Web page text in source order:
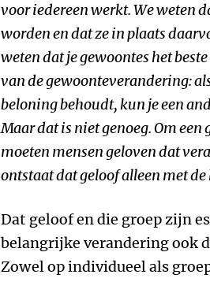
voor iedereen werkt. We weten
worden en dat ze in plaats
weten dat je gewoontes het
van de gewoonteverandering:
beloning behoudt, kun je een
Maar dat is niet genoeg. Om
moeten mensen geloven dat
ontstaat dat geloof alleen met
Dat geloof en die groep zijn
belangrijke verandering ook
Zowel op individueel als